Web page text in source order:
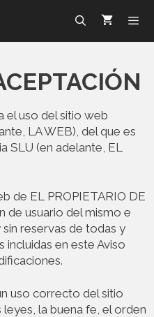
el uso del sitio web
LA WEB), del que es
SLU (en adelante, EL
de EL PROPIETARIO DE
de usuario del mismo e
reservas de todas y
incluidas en este Aviso
uso correcto del sitio
la buena fe, el orden